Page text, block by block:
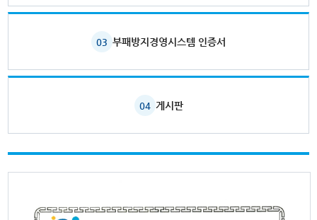
03 부패방지경영시스템 인증서
04 게시판